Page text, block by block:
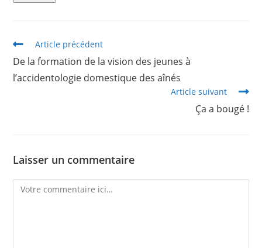
Article précédent
De la formation de la vision des jeunes à
l’accidentologie domestique des aînés
Article suivant
Ça a bougé !
Laisser un commentaire